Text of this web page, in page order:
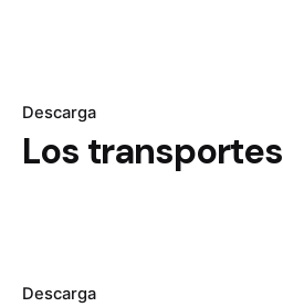
Descarga
Los transportes
Descarga